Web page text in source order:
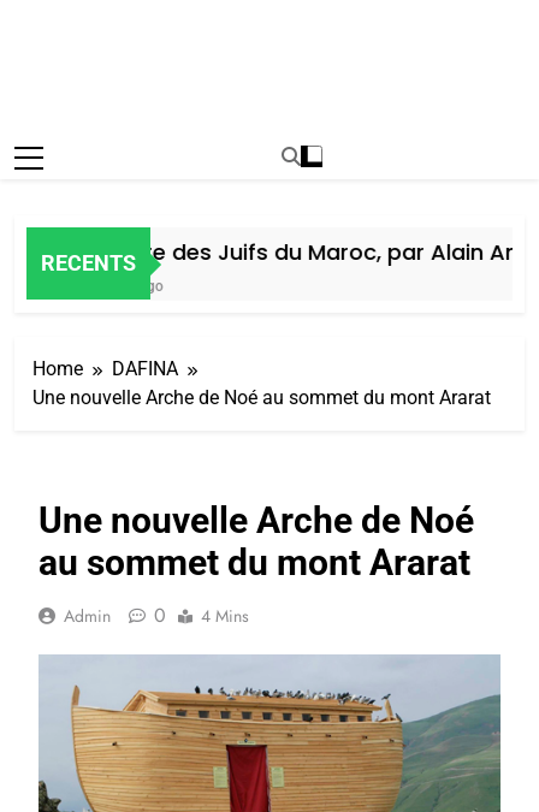
RECENTS
Histoire des Juifs du Maroc, par Alain Amiel
Home
DAFINA
Une nouvelle Arche de Noé au sommet du mont Ararat
Une nouvelle Arche de Noé
au sommet du mont Ararat
Admin 0 4 Mins